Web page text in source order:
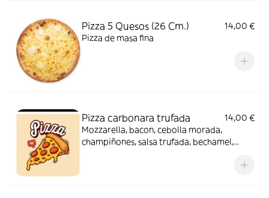
Pizza 5 Quesos (26 Cm.)
14,00 €
Pizza de masa fina
Pizza carbonara trufada
14,00 €
Mozzarella, bacon, cebolla morada,
champiñones, salsa trufada, bechamel,